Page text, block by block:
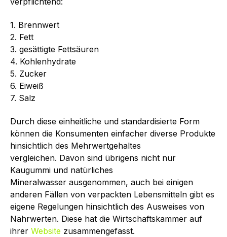
1. Brennwert
2. Fett
3. gesättigte Fettsäuren
4. Kohlenhydrate
5. Zucker
6. Eiweiß
7. Salz
Durch diese einheitliche und standardisierte Form
können die Konsumenten einfacher diverse Produkte
hinsichtlich des Mehrwertgehaltes
vergleichen. Davon sind übrigens nicht nur
Kaugummi und natürliches
Mineralwasser ausgenommen, auch bei einigen
anderen Fällen von verpackten Lebensmitteln gibt es
eigene Regelungen hinsichtlich des Ausweises von
Nährwerten. Diese hat die Wirtschaftskammer auf
ihrer Website zusammengefasst.